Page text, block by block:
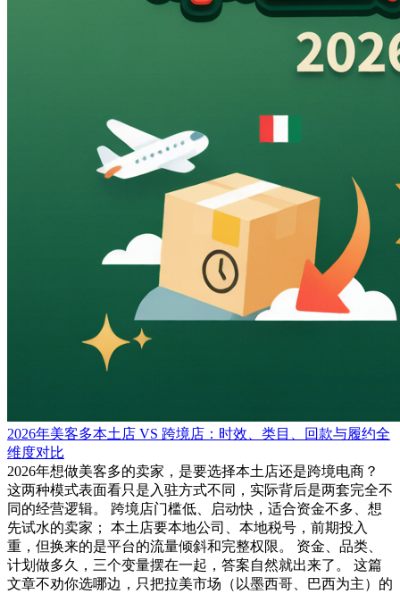
2026年美客多本土店 VS 跨境店：时效、类目、回款与履约全
维度对比
2026年想做美客多的卖家，是要选择本土店还是跨境电商？
这两种模式表面看只是入驻方式不同，实际背后是两套完全不
同的经营逻辑。 跨境店门槛低、启动快，适合资金不多、想
先试水的卖家； 本土店要本地公司、本地税号，前期投入
重，但换来的是平台的流量倾斜和完整权限。 资金、品类、
计划做多久，三个变量摆在一起，答案自然就出来了。 这篇
文章不劝你选哪边，只把拉美市场（以墨西哥、巴西为主）的